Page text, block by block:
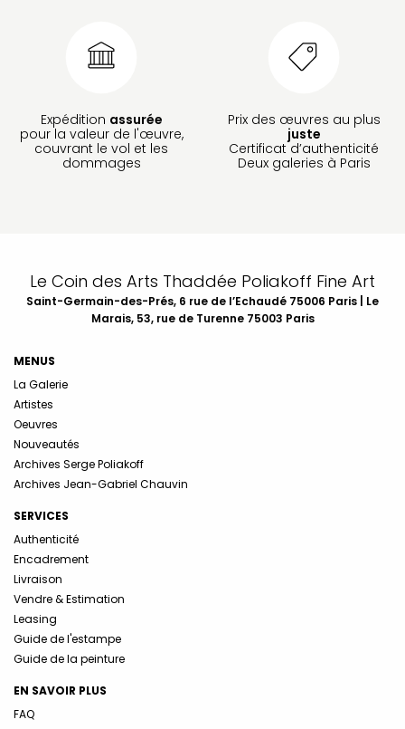
Expédition assurée
pour la valeur de l'œuvre,
couvrant le vol et les
dommages
Prix des œuvres au plus
juste
Certificat d’authenticité
Deux galeries à Paris
Le Coin des Arts Thaddée Poliakoff Fine Art
Saint-Germain-des-Prés, 6 rue de l’Echaudé 75006 Paris | Le
Marais, 53, rue de Turenne 75003 Paris
MENUS
La Galerie
Artistes
Oeuvres
Nouveautés
Archives Serge Poliakoff
Archives Jean-Gabriel Chauvin
SERVICES
Authenticité
Encadrement
Livraison
Vendre & Estimation
Leasing
Guide de l'estampe
Guide de la peinture
EN SAVOIR PLUS
FAQ